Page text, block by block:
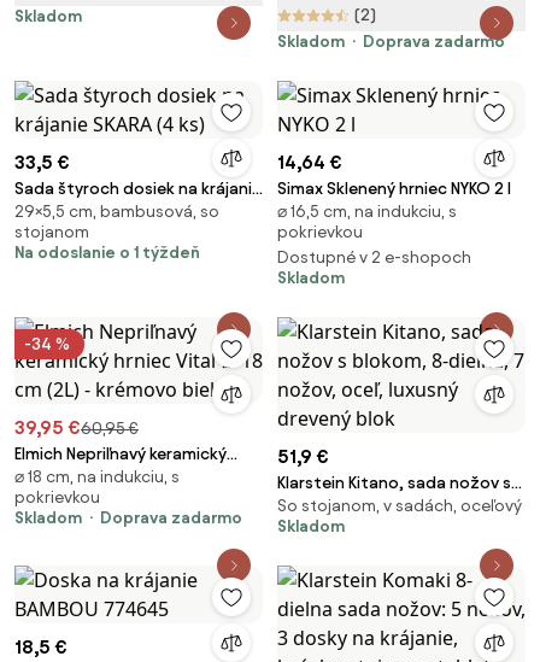
Skladom
(2)
Skladom
Doprava zadarmo
33,5 €
Sada štyroch dosiek na krájanie
SKARA (4 ks)
29×5,5 cm, bambusová, so
stojanom
Na odoslanie o 1 týždeň
14,64 €
Simax Sklenený hrniec NYKO 2 l
⌀ 16,5 cm, na indukciu, s
pokrievkou
Dostupné v 2 e-shopoch
Skladom
-34 %
39,95 €60,95 €
Elmich Nepriľnavý keramický
hrniec Vital Ø 18 cm (2L) -
krémovo biela
⌀ 18 cm, na indukciu, s
pokrievkou
Skladom
Doprava zadarmo
51,9 €
Klarstein Kitano, sada nožov s
blokom, 8-dielna, 7 nožov, oceľ,
luxusný drevený blok
So stojanom, v sadách, oceľový
Skladom
18,5 €